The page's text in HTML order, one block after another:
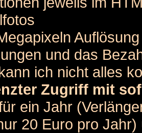
und das
ich nicht alles
Zugriff mit
ein Jahr
20 Euro pro